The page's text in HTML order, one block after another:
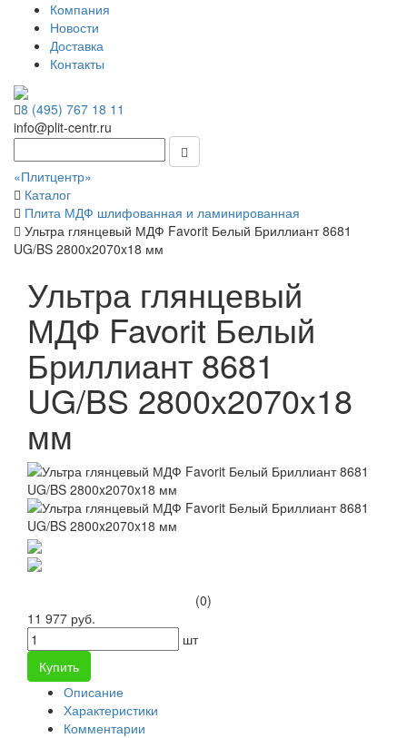
Компания
Новости
Доставка
Контакты
8 (495) 767 18 11
info@plit-centr.ru
«Плитцентр»
Каталог
Плита МДФ шлифованная и ламинированная
Ультра глянцевый МДФ Favorit Белый Бриллиант 8681
UG/BS 2800x2070x18 мм
Ультра глянцевый
МДФ Favorit Белый
Бриллиант 8681
UG/BS 2800x2070x18
мм
(0)
11 977 руб.
шт
Купить
Описание
Характеристики
Комментарии